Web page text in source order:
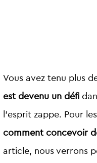
Vous avez tenu plus
est devenu un défi
l’esprit zappe. Pour
comment concevoir
article, nous verrons